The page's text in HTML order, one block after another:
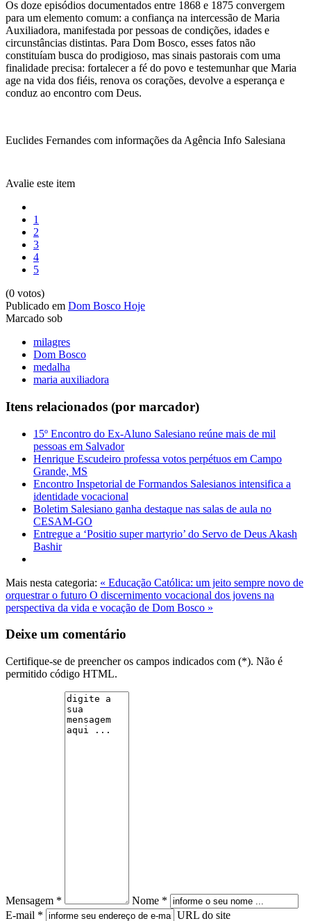
Os doze episódios documentados entre 1868 e 1875 convergem
para um elemento comum: a confiança na intercessão de Maria
Auxiliadora, manifestada por pessoas de condições, idades e
circunstâncias distintas. Para Dom Bosco, esses fatos não
constituíam busca do prodigioso, mas sinais pastorais com uma
finalidade precisa: fortalecer a fé do povo e testemunhar que Maria
age na vida dos fiéis, renova os corações, devolve a esperança e
conduz ao encontro com Deus.
Euclides Fernandes com informações da Agência Info Salesiana
Avalie este item
1
2
3
4
5
(0 votos)
Publicado em Dom Bosco Hoje
Marcado sob
milagres
Dom Bosco
medalha
maria auxiliadora
Itens relacionados (por marcador)
15º Encontro do Ex-Aluno Salesiano reúne mais de mil
pessoas em Salvador
Henrique Escudeiro professa votos perpétuos em Campo
Grande, MS
Encontro Inspetorial de Formandos Salesianos intensifica a
identidade vocacional
Boletim Salesiano ganha destaque nas salas de aula no
CESAM-GO
Entregue a ‘Positio super martyrio’ do Servo de Deus Akash
Bashir
Mais nesta categoria: « Educação Católica: um jeito sempre novo de
orquestrar o futuro O discernimento vocacional dos jovens na
perspectiva da vida e vocação de Dom Bosco »
Deixe um comentário
Certifique-se de preencher os campos indicados com (*). Não é
permitido código HTML.
Mensagem *
Nome *
E-mail *
URL do site